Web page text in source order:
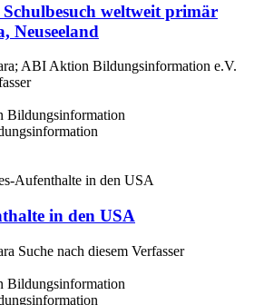
Schulbesuch weltweit primär
Neuseeland
; ABI Aktion Bildungsinformation e.V.
Bildungsinformation
in den USA
Suche nach diesem Verfasser
Bildungsinformation